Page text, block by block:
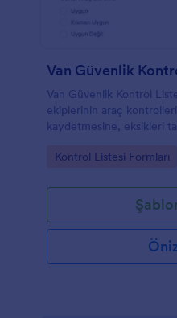
Van Güvenlik
Van Güvenlik Kontrol
ekiplerinin araç
kaydetmesine, eksikleri
olur.
Go to Category:
Kontrol Listesi Formları